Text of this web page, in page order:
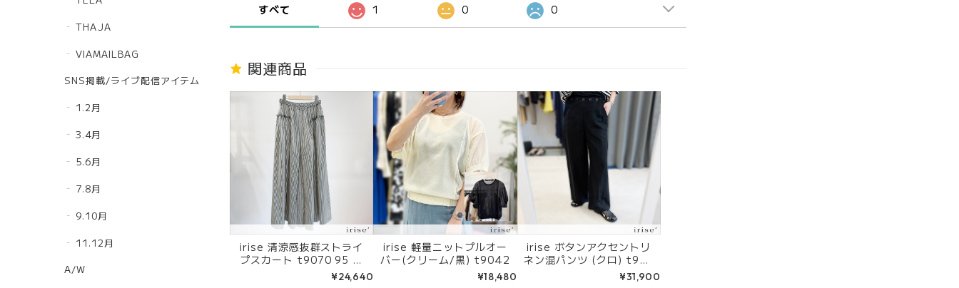
THAJA
VIAMAILBAG
SNS掲載/ライブ配信アイテム
1.2月
3.4月
5.6月
7.8月
9.10月
11.12月
A/W
すべて 1 0 0
関連商品
irise 清涼感抜群ストライ
プスカート t9070 95 グ
¥24,640
irise 軽量ニットプルオー
バー(クリーム/黒) t9042
¥18,480
irise ボタンアクセントリ
ネン混パンツ (クロ) t906
¥31,900